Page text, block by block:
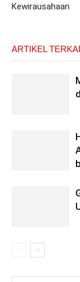
Kewirausahaan
ARTIKEL